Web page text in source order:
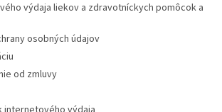
výdaja liekov a zdravotníckych pomôcok a
osobných údajov
od zmluvy